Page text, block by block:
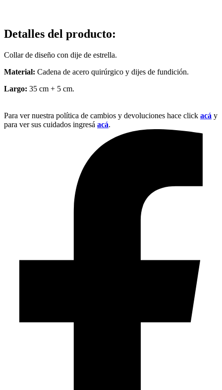
Detalles del producto:
Collar de diseño con dije de estrella.
Material: Cadena de acero quirúrgico y dijes de fundición.
Largo: 35 cm + 5 cm.
Para ver nuestra política de cambios y devoluciones hace click acá y
para ver sus cuidados ingresá acá.